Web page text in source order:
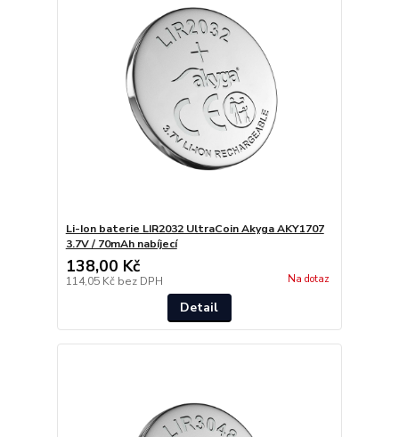
Li-Ion baterie LIR2032 UltraCoin Akyga AKY1707
3.7V / 70mAh nabíjecí
138,00 Kč
114,05 Kč bez DPH Na dotaz
Detail